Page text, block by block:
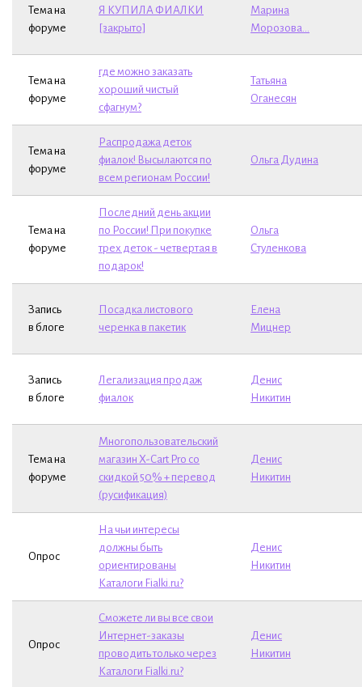
Тема на
форуме
Я КУПИЛА ФИАЛКИ
[закрыто]
Марина
Морозова...
Тема на
форуме
где можно заказать
хороший чистый
сфагнум?
Татьяна
Оганесян
Тема на
форуме
Распродажа деток
фиалок! Высылаются по
всем регионам России!
Ольга Дудина
Тема на
форуме
Последний день акции
по России! При покупке
трех деток - четвертая в
подарок!
Ольга
Стуленкова
Запись
в блоге
Посадка листового
черенка в пакетик
Елена
Мицнер
Запись
в блоге
Легализация продаж
фиалок
Денис
Никитин
Тема на
форуме
Многопользовательский
магазин X-Cart Pro со
скидкой 50% + перевод
(русификация)
Денис
Никитин
Опрос
На чьи интересы
должны быть
ориентированы
Каталоги Fialki.ru?
Денис
Никитин
Опрос
Сможете ли вы все свои
Интернет-заказы
проводить только через
Каталоги Fialki.ru?
Денис
Никитин